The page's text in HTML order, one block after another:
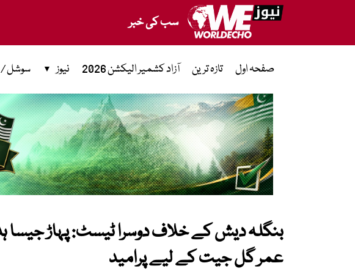
سب کی خبر
صفحہ اول تازہ ترین آزاد کشمیر الیکشن 2026 نیوز سوشل
بنگلہ دیش کے خلاف دوسرا ٹیسٹ: پہاڑ جیسا
عمر گل جیت کے لیے پرامید